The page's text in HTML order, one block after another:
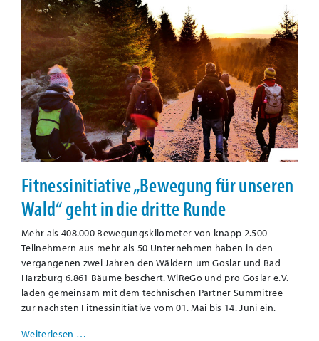
Fitnessinitiative „Bewegung für unseren
Wald“ geht in die dritte Runde
Mehr als 408.000 Bewegungskilometer von knapp 2.500
Teilnehmern aus mehr als 50 Unternehmen haben in den
vergangenen zwei Jahren den Wäldern um Goslar und Bad
Harzburg 6.861 Bäume beschert. WiReGo und pro Goslar e.V.
laden gemeinsam mit dem technischen Partner Summitree
zur nächsten Fitnessinitiative vom 01. Mai bis 14. Juni ein.
Weiterlesen …